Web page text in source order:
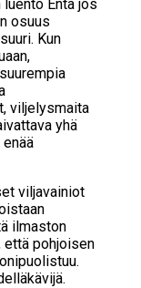
luento Entä jos
osuus
Kun
viljelysmaita
yhä
viljavainiot
ilmaston
että pohjoisen